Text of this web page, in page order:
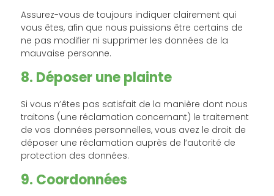
Assurez-vous de toujours indiquer clairement qui
vous êtes, afin que nous puissions être certains de
ne pas modifier ni supprimer les données de la
mauvaise personne.
8. Déposer une plainte
Si vous n’êtes pas satisfait de la manière dont nous
traitons (une réclamation concernant) le traitement
de vos données personnelles, vous avez le droit de
déposer une réclamation auprès de l’autorité de
protection des données.
9. Coordonnées